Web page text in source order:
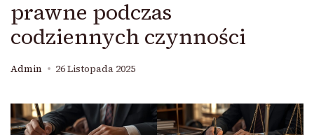
prawne podczas
codziennych czynności
Admin 26 Listopada 2025